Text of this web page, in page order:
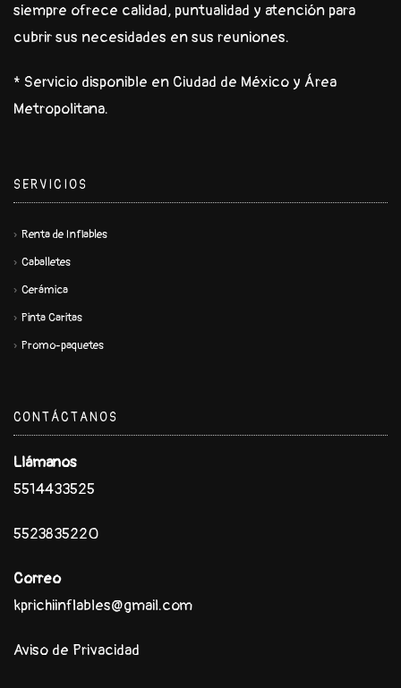
siempre ofrece calidad, puntualidad y atención para
cubrir sus necesidades en sus reuniones.
* Servicio disponible en Ciudad de México y Área
Metropolitana.
SERVICIOS
Renta de Inflables
Caballetes
Cerámica
Pinta Caritas
Promo-paquetes
CONTÁCTANOS
Llámanos
5514433525
5523835220
Correo
kprichiinflables@gmail.com
Aviso de Privacidad